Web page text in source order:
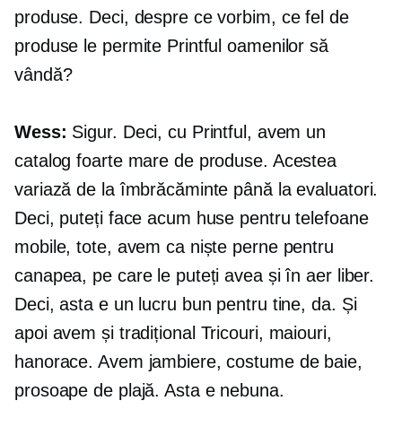
produse. Deci, despre ce vorbim, ce fel de
produse le permite Printful oamenilor să
vândă?
Wess: Sigur. Deci, cu Printful, avem un
catalog foarte mare de produse. Acestea
variază de la îmbrăcăminte până la evaluatori.
Deci, puteți face acum huse pentru telefoane
mobile, tote, avem ca niște perne pentru
canapea, pe care le puteți avea și în aer liber.
Deci, asta e un lucru bun pentru tine, da. Și
apoi avem și tradițional Tricouri, maiouri,
hanorace. Avem jambiere, costume de baie,
prosoape de plajă. Asta e nebuna.